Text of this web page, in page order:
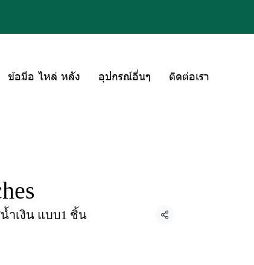
ข้อมือ ไหล่ หลัง อุปกรณ์อื่นๆ ติดต่อเรา
ำเงิน แบบ1 ชิ้น แชร์